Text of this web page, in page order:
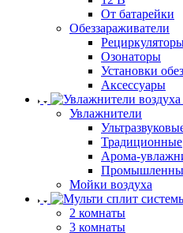
От батарейки
Обеззараживатели
Озонаторы
Установки
Аксессуары
Увлажнители
Традиционные
Арома-
Мойки воздуха
2 комнаты
3 комнаты